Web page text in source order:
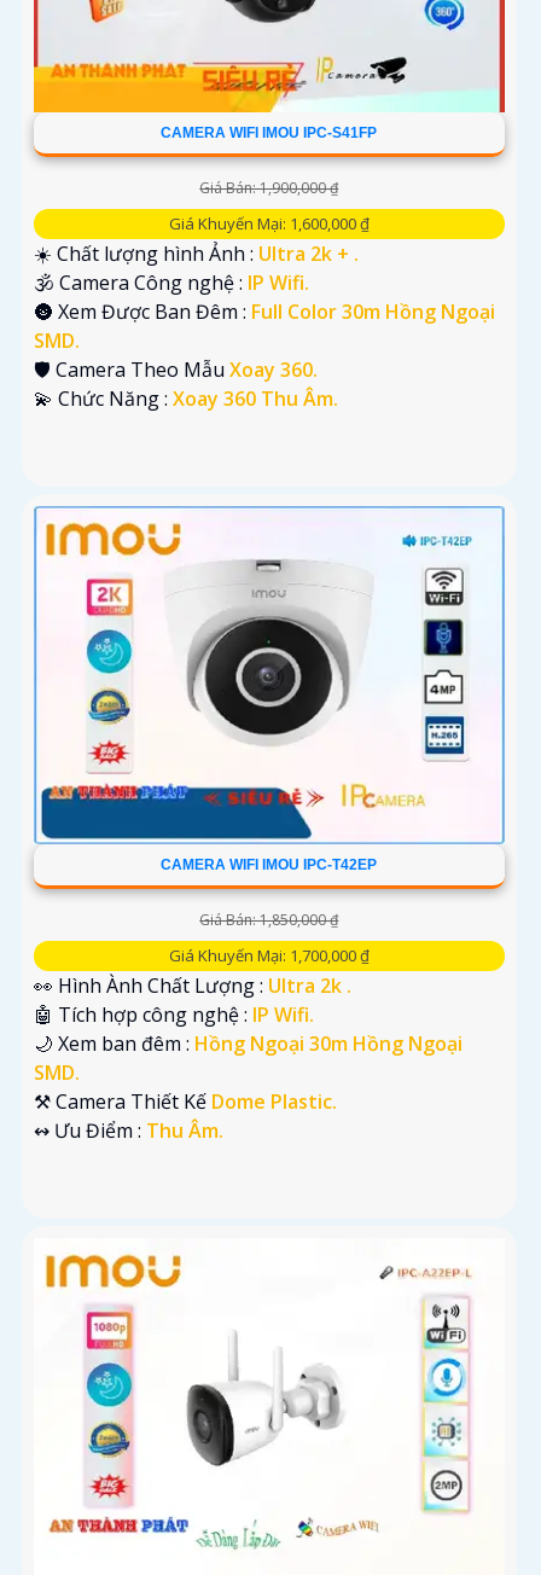
CAMERA WIFI IMOU IPC-S41FP
Giá Bán: 1,900,000 ₫
Giá Khuyến Mại: 1,600,000 ₫
☀️ Chất lượng hình Ảnh : Ultra 2k + .
🕉️ Camera Công nghệ : IP Wifi.
🌚 Xem Được Ban Đêm : Full Color 30m Hồng Ngoại
SMD.
🛡 Camera Theo Mẫu Xoay 360.
️💫 Chức Năng : Xoay 360 Thu Âm.
CAMERA WIFI IMOU IPC-T42EP
Giá Bán: 1,850,000 ₫
Giá Khuyến Mại: 1,700,000 ₫
👀 Hình Ành Chất Lượng : Ultra 2k .
🤖️ Tích hợp công nghệ : IP Wifi.
🌙 Xem ban đêm : Hồng Ngoại 30m Hồng Ngoại
SMD.
⚒ Camera Thiết Kế Dome Plastic.
️↭ Ưu Điểm : Thu Âm.